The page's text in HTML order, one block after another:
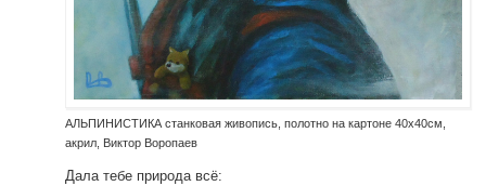
АЛЬПИНИСТИКА станковая живопись, полотно на картоне 40х40см,
акрил, Виктор Воропаев
Дала тебе природа всё: